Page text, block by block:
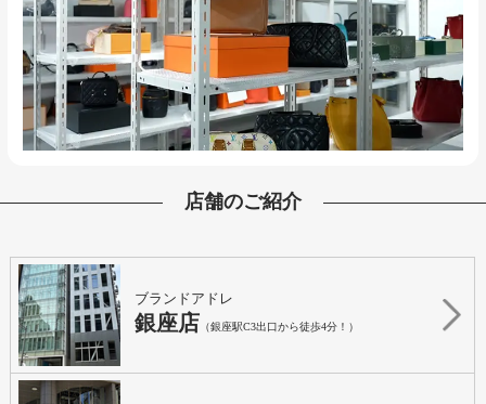
店舗のご紹介
ブランドアドレ
銀座店 （銀座駅C3出口から徒歩4分！）